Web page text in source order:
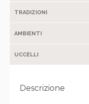
TRADIZIONI
AMBIENTI
UCCELLI
Descrizione